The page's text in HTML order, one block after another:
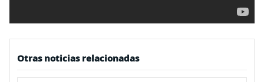
Otras noticias relacionadas